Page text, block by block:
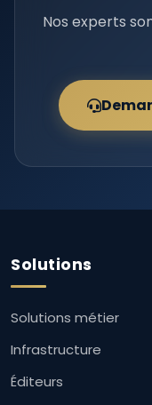
Nos experts
Solutions
Solutions métier
Infrastructure
Éditeurs